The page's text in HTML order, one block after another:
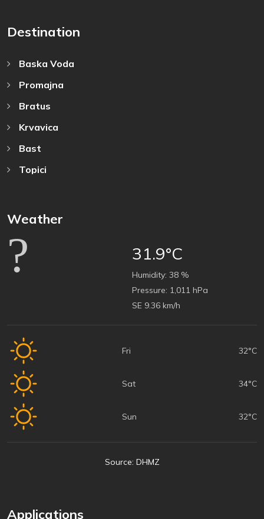
Destination
Baska Voda
Promajna
Bratus
Krvavica
Bast
Topici
Weather
31.9°C
Humidity: 38 %
Pressure: 1,011 hPa
SE 9.36 km/h
Fri 32°C
Sat 34°C
Sun 32°C
Source: DHMZ
Applications